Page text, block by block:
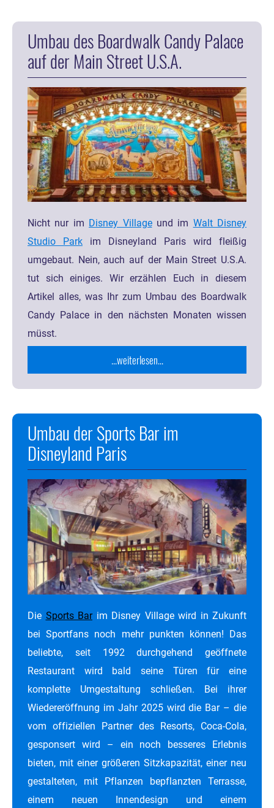
Umbau des Boardwalk Candy Palace
auf der Main Street U.S.A.
Nicht nur im Disney Villageund im Walt Disney
Studio Park im Disneyland Paris wird fleißig
umgebaut. Nein, auch auf der Main Street U.S.A.
tut sich einiges. Wir erzählen Euch in diesem
Artikel alles, was Ihr zum Umbau des Boardwalk
Candy Palace in den nächsten Monaten wissen
müsst.
...weiterlesen...
Umbau der Sports Bar im
Disneyland Paris
Die Sports Barim Disney Village wird in Zukunft
bei Sportfans noch mehr punkten können! Das
beliebte, seit 1992 durchgehend geöffnete
Restaurant wird bald seine Türen für eine
komplette Umgestaltung schließen. Bei ihrer
Wiedereröffnung im Jahr 2025 wird die Bar – die
vom offiziellen Partner des Resorts, Coca-Cola,
gesponsert wird – ein noch besseres Erlebnis
bieten, mit einer größeren Sitzkapazität, einer neu
gestalteten, mit Pflanzen bepflanzten Terrasse,
einem neuen Innendesign und einem